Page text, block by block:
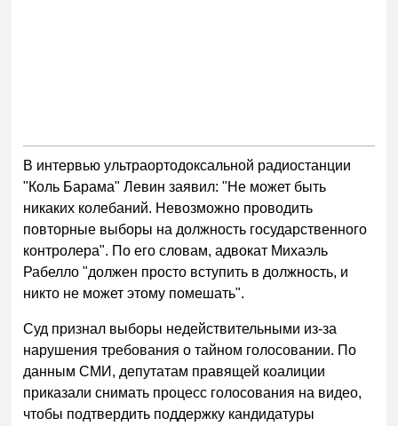
В интервью ультраортодоксальной радиостанции
"Коль Барама" Левин заявил: "Не может быть
никаких колебаний. Невозможно проводить
повторные выборы на должность государственного
контролера". По его словам, адвокат Михаэль
Рабелло "должен просто вступить в должность, и
никто не может этому помешать".
Суд признал выборы недействительными из-за
нарушения требования о тайном голосовании. По
данным СМИ, депутатам правящей коалиции
приказали снимать процесс голосования на видео,
чтобы подтвердить поддержку кандидатуры